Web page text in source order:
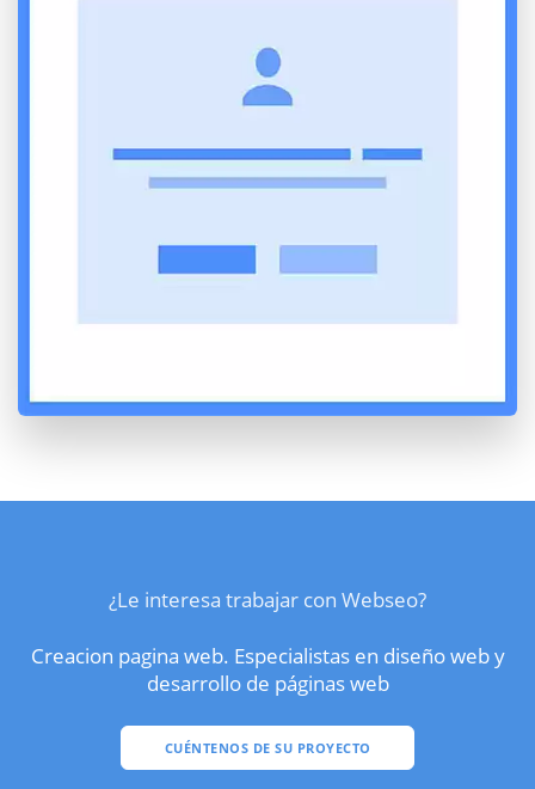
¿Le interesa trabajar con Webseo?
Creacion pagina web. Especialistas en diseño web y
desarrollo de páginas web
CUÉNTENOS DE SU PROYECTO